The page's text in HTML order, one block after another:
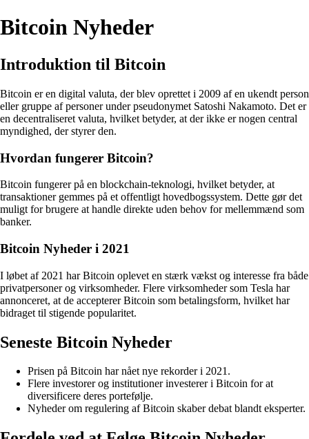
Bitcoin Nyheder
Introduktion til Bitcoin
Bitcoin er en digital valuta, der blev oprettet i 2009 af en ukendt person
eller gruppe af personer under pseudonymet Satoshi Nakamoto. Det er
en decentraliseret valuta, hvilket betyder, at der ikke er nogen central
myndighed, der styrer den.
Hvordan fungerer Bitcoin?
Bitcoin fungerer på en blockchain-teknologi, hvilket betyder, at
transaktioner gemmes på et offentligt hovedbogssystem. Dette gør det
muligt for brugere at handle direkte uden behov for mellemmænd som
banker.
Bitcoin Nyheder i 2021
I løbet af 2021 har Bitcoin oplevet en stærk vækst og interesse fra både
privatpersoner og virksomheder. Flere virksomheder som Tesla har
annonceret, at de accepterer Bitcoin som betalingsform, hvilket har
bidraget til stigende popularitet.
Seneste Bitcoin Nyheder
Prisen på Bitcoin har nået nye rekorder i 2021.
Flere investorer og institutioner investerer i Bitcoin for at
diversificere deres portefølje.
Nyheder om regulering af Bitcoin skaber debat blandt eksperter.